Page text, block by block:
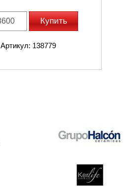
Купить
Артикул: 138779